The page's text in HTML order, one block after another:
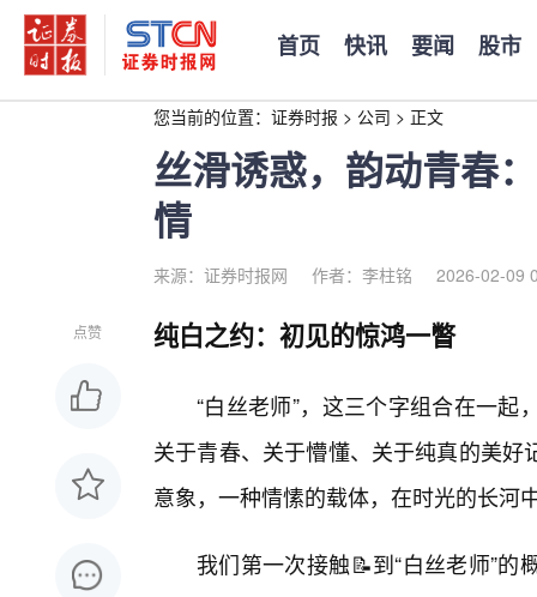
首页 快讯 要闻 股市
您当前的位置： 证券时报 > 公司 > 正文
丝滑诱惑，韵动青春
情
来源：证券时报网 作者：李柱铭 2026-02-09
点赞 纯白之约：初见的惊鸿一瞥
“白丝老师”，这三个字组合在一
关于青春、关于懵懂、关于纯真的美
意象，一种情愫的载体，在时光的长河
我们第一次接触📝到“白丝老师”